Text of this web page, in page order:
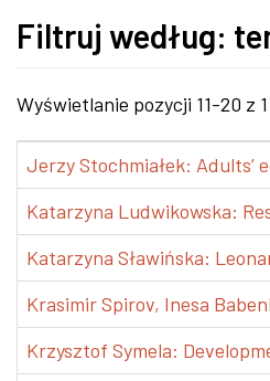
Filtruj według:
Wyświetlanie pozycji 11-20 z 1
Jerzy Stochmiałek: Adults’
Katarzyna Ludwikowska:
Katarzyna Sławińska:
Krasimir Spirov, Inesa
Krzysztof Symela: